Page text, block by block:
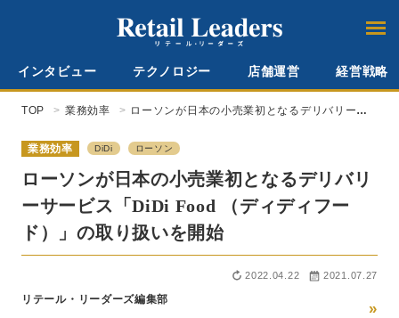
インタビュー テクノロジー 店舗運営 経営戦略
TOP 業務効率
ローソンが日本の小売業初となるデリバリーサ
り扱いを開始
業務効率 DiDi ローソン
ローソンが日本の小売業初となるデリバリ
ーサービス「DiDi Food （ディディフー
ド）」の取り扱いを開始
2022.04.22 2021.07.27
リテール・リーダーズ編集部
»